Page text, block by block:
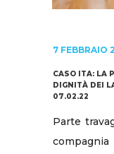
7 FEBBRAIO
CASO ITA: LA
DIGNITÀ DEI
07.02.22
Parte